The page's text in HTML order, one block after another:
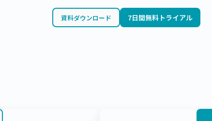
資料ダウンロード 7日間無料トライアル